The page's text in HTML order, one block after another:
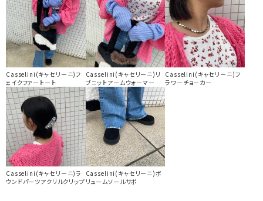
Casselini(キャセリーニ)フ
ェイクファートート
Casselini(キャセリーニ)リ
ブニットアームウォーマー
Casselini(キャセリーニ)フ
ラワーチョーカー
Casselini(キャセリーニ)ラ
ウンドパーツアクリルクリップ
Casselini(キャセリーニ)ボ
リュームソールサボ